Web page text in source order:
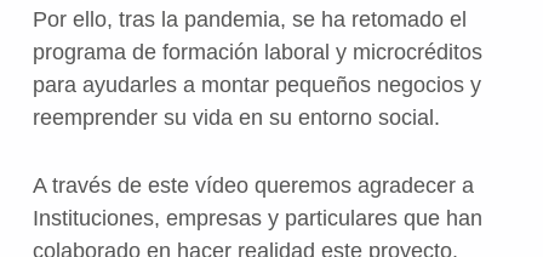
Por ello, tras la pandemia, se ha retomado el
programa de formación laboral y microcréditos
para ayudarles a montar pequeños negocios y
reemprender su vida en su entorno social.
A través de este vídeo queremos agradecer a
Instituciones, empresas y particulares que han
colaborado en hacer realidad este proyecto.